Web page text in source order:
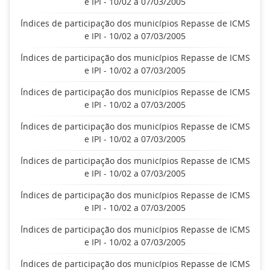
Índices de participação dos municípios Repasse de ICMS
e IPI - 10/02 a 07/03/2005
Índices de participação dos municípios Repasse de ICMS
e IPI - 10/02 a 07/03/2005
Índices de participação dos municípios Repasse de ICMS
e IPI - 10/02 a 07/03/2005
Índices de participação dos municípios Repasse de ICMS
e IPI - 10/02 a 07/03/2005
Índices de participação dos municípios Repasse de ICMS
e IPI - 10/02 a 07/03/2005
Índices de participação dos municípios Repasse de ICMS
e IPI - 10/02 a 07/03/2005
Índices de participação dos municípios Repasse de ICMS
e IPI - 10/02 a 07/03/2005
Índices de participação dos municípios Repasse de ICMS